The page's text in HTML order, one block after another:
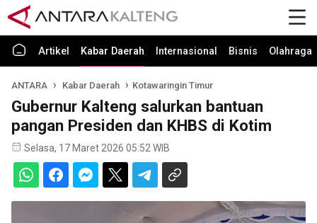
Artikel Kabar Daerah Internasional Bisnis Olahraga
ANTARA Kabar Daerah Kotawaringin Timur
Gubernur Kalteng salurkan bantuan
pangan Presiden dan KHBS di Kotim
Selasa, 17 Maret 2026 05:52 WIB